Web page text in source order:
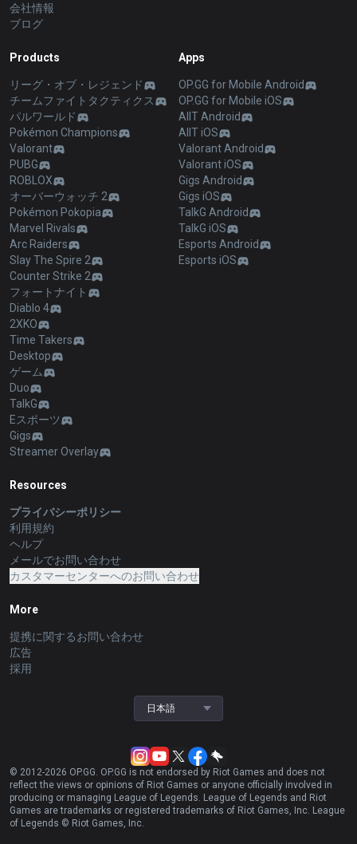
会社情報
ブログ
Products
リーグ・オブ・レジェンド
チームファイトタクティクス
パルワールド
Pokémon Champions
Valorant
PUBG
ROBLOX
オーバーウォッチ 2
Pokémon Pokopia
Marvel Rivals
Arc Raiders
Slay The Spire 2
Counter Strike 2
フォートナイト
Diablo 4
2XKO
Time Takers
Desktop
ゲーム
Duo
TalkG
Eスポーツ
Gigs
Streamer Overlay
Apps
OP.GG for Mobile Android
OP.GG for Mobile iOS
AllT Android
AllT iOS
Valorant Android
Valorant iOS
Gigs Android
Gigs iOS
TalkG Android
TalkG iOS
Esports Android
Esports iOS
Resources
プライバシーポリシー
利用規約
ヘルプ
メールでお問い合わせ
カスタマーセンターへのお問い合わせ
More
提携に関するお問い合わせ
広告
採用
日本語
© 2012-2026 OP.GG. OP.GG is not endorsed by Riot Games and does not
reflect the views or opinions of Riot Games or anyone officially involved in
producing or managing League of Legends. League of Legends and Riot
Games are trademarks or registered trademarks of Riot Games, Inc. League
of Legends © Riot Games, Inc.